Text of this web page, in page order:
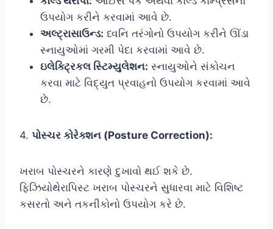
ઉપયોગ કરીને કરવામાં આવે છે.
અલ્ટ્રાસાઉન્ડ: ધ્વનિ તરંગોનો ઉપયોગ કરીને ઊંડા
સ્નાયુઓમાં ગરમી પેદા કરવામાં આવે છે.
ઇલેક્ટ્રિકલ સ્ટિમ્યુલેશન: સ્નાયુઓને સંકોચન
કરવા માટે વિદ્યુત પ્રવાહનો ઉપયોગ કરવામાં આવે
છે.
4. પોસ્ચર કોરેક્શન (Posture Correction):
ખરાબ પોસ્ચરને કારણે દુખાવો થઈ શકે છે.
ફિઝિયોથેરાપિસ્ટ ખરાબ પોસ્ચરને સુધારવા માટે વિશિષ્ટ
કસરતો અને તકનીકોનો ઉપયોગ કરે છે.